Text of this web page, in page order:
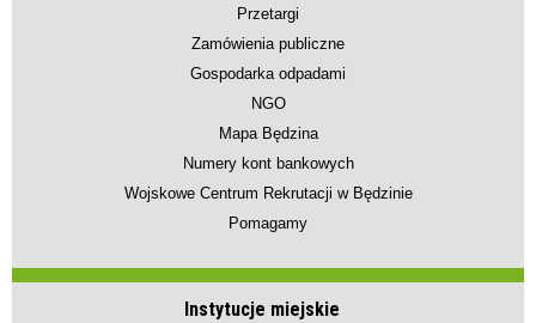
Przetargi
Zamówienia publiczne
Gospodarka odpadami
NGO
Mapa Będzina
Numery kont bankowych
Wojskowe Centrum Rekrutacji w Będzinie
Pomagamy
Instytucje miejskie